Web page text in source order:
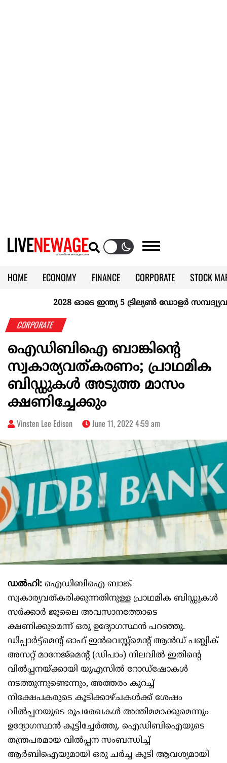
HOME ECONOMY FINANCE CORPORATE
STOCK
KERALA @70
2028 ഓടെ ഇന്ത്യ 5 ട്രില്യണ്‍ ഡോളര്‍
CORPORATE
ഐഡിബിഐ ബാങ്കിന്റെ
സ്വകാര്യവത്കരണം; പ്രാഥമിക
ബിഡ്ഡുകൾ അടുത്ത മാസം
ക്ഷണിച്ചേക്കും
Vinsten Lee Edison June 11, 2022 4:59 am
ഡൽഹി: ഐഡിബിഐ ബാങ്ക്
സ്വകാര്യവത്കരിക്കുന്നതിനുള്ള പ്രാഥമിക ബിഡ്ഡുകൾ
സർക്കാർ ജൂലൈ അവസാനത്തോടെ
ക്ഷണിക്കുമെന്ന് ഒരു ഉദ്യോഗസ്ഥൻ പറഞ്ഞു.
ഡിപ്പാർട്ട്‌മെന്റ് ഓഫ് ഇൻവെസ്റ്റ്‌മെന്റ് ആൻഡ് പബ്ലിക്
അസറ്റ് മാനേജ്‌മെന്റ് (ഡിപാം) നിലവിൽ ഇതിന്റെ
വിൽപ്പനയ്‌ക്കായി യുഎസിൽ റോഡ്‌ഷോകൾ
നടത്തുന്നുണ്ടെന്നും, അത്തരം കുറച്ച്
നിക്ഷേപകരുടെ കൂടിക്കാഴ്‌ചകൾക്ക് ശേഷം
വിൽപ്പനയുടെ രൂപരേഖകൾ അന്തിമമാക്കുമെന്നും
ഉദ്യോഗസ്ഥൻ കൂട്ടിച്ചേർത്തു. ഐഡിബിഐയുടെ
തന്ത്രപരമായ വിൽപ്പന സംബന്ധിച്ച്
ആർബിഐയുമായി ഒരു ചർച്ച കൂടി ആവശ്യമായി